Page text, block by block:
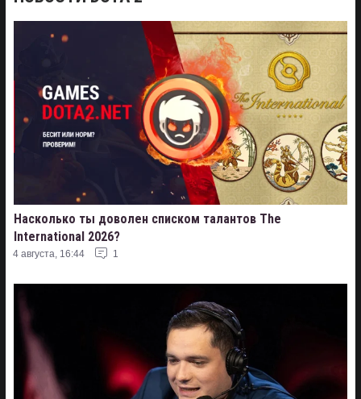
Насколько ты доволен списком талантов The
International 2026?
4 августа, 16:44 1